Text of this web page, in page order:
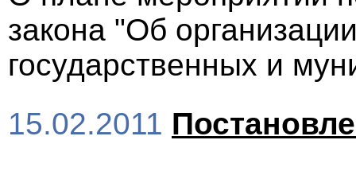
закона "Об
государственных и
15.02.2011